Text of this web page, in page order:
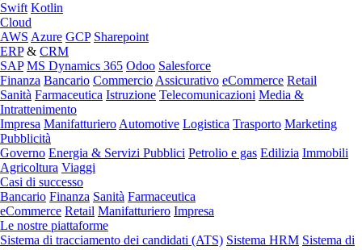
Swift Kotlin
Cloud
AWS Azure GCP Sharepoint
ERP& CRM
SAP MS Dynamics 365 Odoo Salesforce
Finanza Bancario Commercio Assicurativo eCommerce Retail
Sanità Farmaceutica Istruzione Telecomunicazioni Media &
Intrattenimento
Impresa Manifatturiero Automotive Logistica Trasporto Marketing
Pubblicità
Governo Energia & Servizi Pubblici Petrolio e gas Edilizia Immobili
Agricoltura Viaggi
Casi di successo
Bancario Finanza Sanità Farmaceutica
eCommerce Retail Manifatturiero Impresa
Le nostre piattaforme
Sistema di tracciamento dei candidati (ATS) Sistema HRM Sistema di